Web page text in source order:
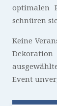
optimalen
schnüren
Keine
Event